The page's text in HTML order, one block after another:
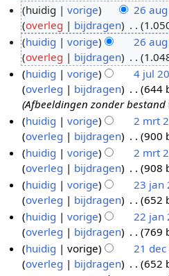
6
u
0
6
huidig vorige 26
overleg
bijdragen
G
e
e
n
b
e
w
e
r
k
i
n
g
s
s
a
huidig vorige 26
overleg
bijdragen
G
e
e
n
b
e
w
e
r
k
i
n
g
s
u
2
0
huidig vorige 4 jul
overleg
bijdragen 644
Afbeeldingen zonder
m
0
9
huidig vorige 2 mrt
overleg
bijdragen 900
G
e
e
n
b
e
w
e
r
huidig vorige 2 mrt
overleg
bijdragen 908
G
e
e
n
b
e
3
a
huidig vorige 23 jan
overleg
bijdragen 652
G
e
e
n
2
huidig vorige 22 jan
overleg
bijdragen 769
G
e
huidig vorige 21
overleg
bijdragen 652